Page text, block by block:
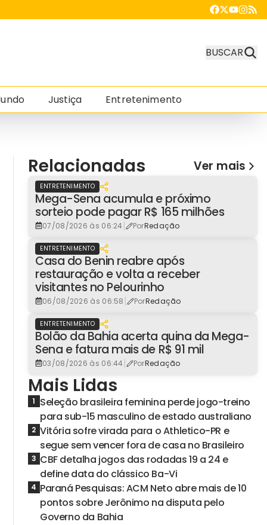
BUSCAR
Justiça Entretenimento
Relacionadas Ver mais
ENTRETENIMENTO
Mega-Sena acumula e próximo
sorteio pode pagar R$ 165 milhões
07/08/2026 às 06:24 | PorRedação
ENTRETENIMENTO
Casa do Benin reabre após
restauração e volta a receber
visitantes no Pelourinho
06/08/2026 às 06:58 | PorRedação
ENTRETENIMENTO
Bolão da Bahia acerta quina da Mega-
Sena e fatura mais de R$ 91 mil
03/08/2026 às 06:44 | PorRedação
Mais Lidas
1 Seleção brasileira feminina perde jogo-treino
para sub-15 masculino de estado australiano
2 Vitória sofre virada para o Athletico-PR e
segue sem vencer fora de casa no Brasileiro
3 CBF detalha jogos das rodadas 19 a 24 e
define data do clássico Ba-Vi
4 Paraná Pesquisas: ACM Neto abre mais de 10
pontos sobre Jerônimo na disputa pelo
Governo da Bahia